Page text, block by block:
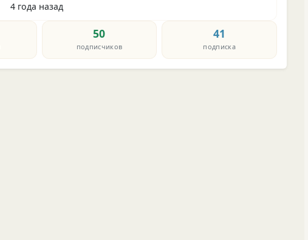
4 года назад
50
подписчиков
41
подписка